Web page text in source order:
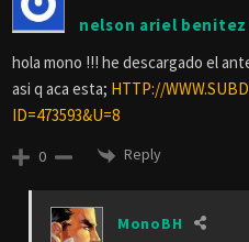
nelson ariel benitez
hola mono !!! he descargado el
asi q aca esta; HTTP://
ID=473593&U=8
0 Reply
MonoBH